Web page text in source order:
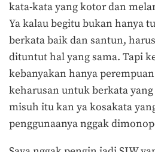
kata-kata yang kotor dan
Ya kalau begitu bukan hanya
berkata baik dan santun,
dituntut hal yang sama. Tapi
kebanyakan hanya
keharusan untuk berkata
misuh itu kan ya kosakata
penggunaanya nggak